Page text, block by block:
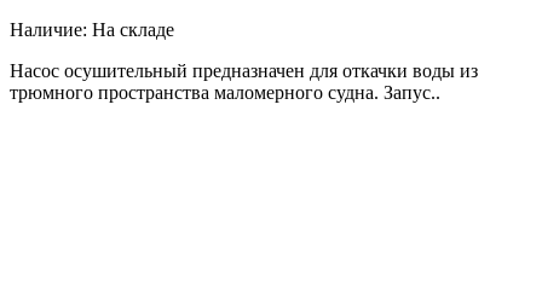
Наличие: На складе
Насос осушительный предназначен для откачки воды из
трюмного пространства маломерного судна. Запус..